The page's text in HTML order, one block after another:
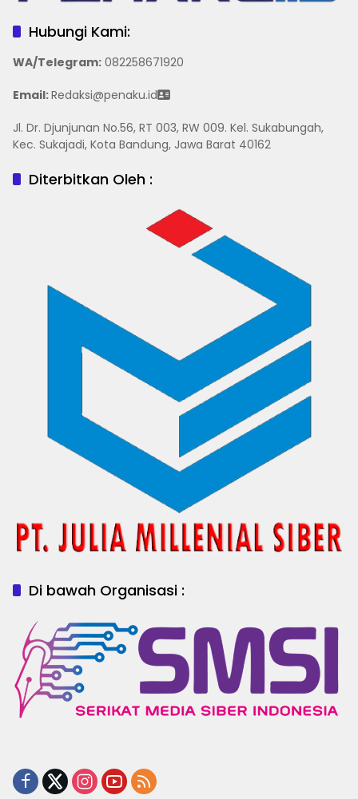
Hubungi Kami:
WA/Telegram: 082258671920
Email:Redaksi@penaku.id
Jl. Dr. Djunjunan No.56, RT 003, RW 009. Kel. Sukabungah,
Kec. Sukajadi, Kota Bandung, Jawa Barat 40162
Diterbitkan Oleh :
Di bawah Organisasi :